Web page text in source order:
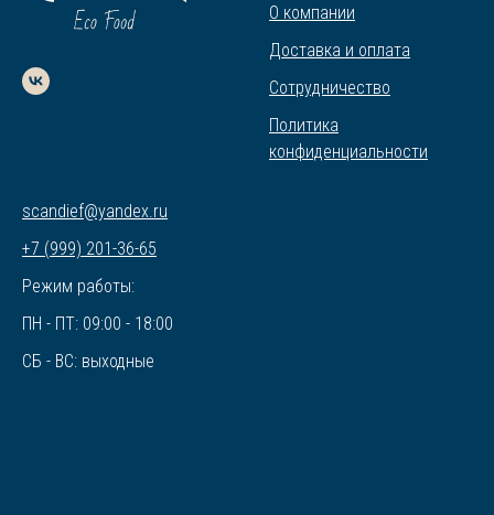
О компании
Доставка и оплата
Сотрудничество
Политика
конфиденциальности
scandief@yandex.ru
+7 (999) 201-36-65
Режим работы:
ПН - ПТ: 09:00 - 18:00
СБ - ВС: выходные